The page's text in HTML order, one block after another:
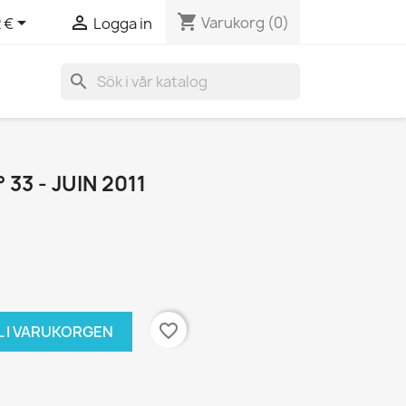
€  Logga in shopping_cart Varukorg (0)
search
33 - JUIN 2011
I VARUKORGEN favorite_border